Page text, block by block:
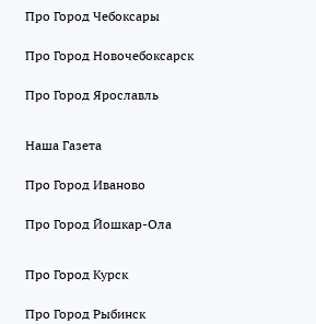
Про Город Чебоксары
Про Город Новочебоксарск
Про Город Ярославль
Наша Газета
Про Город Иваново
Про Город Йошкар-Ола
Про Город Курск
Про Город Рыбинск